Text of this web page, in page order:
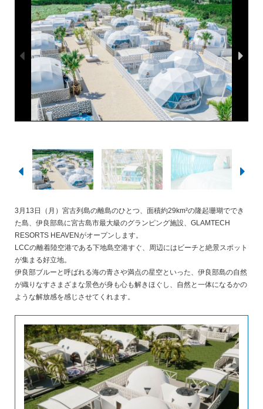
3月13日（月）宮古列島の離島のひとつ、面積約29km²の隆起珊瑚ででき
た島、伊良部島に宮古島市最大級のグランピング施設、GLAMTECH
RESORTS HEAVENがオープンします。
LCCの離着陸空港である下地島空港すぐ、周辺にはビーチと絶景スポット
が集まる好立地。
伊良部ブルーと呼ばれる海の青さや満点の星空といった、伊良部島の自然
が織りなすさまざまな景色が身も心も解きほぐし、自然と一体になるかの
ような解放感を感じさせてくれます。